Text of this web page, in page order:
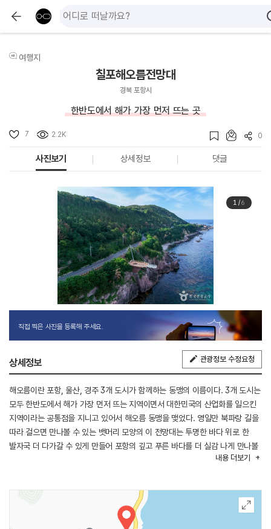
여행지
칠포해오름전망대
경북 포항시
한반도에서 해가 가장 먼저 뜨는 곳
7 2.2K 0
사진보기 상세정보 댓글
1/6
직접 찍은 사진을 등록해 주세요.
상세정보 관광정보 수정요청
해오름이란 포항, 울산, 경주 3개 도시가 함께하는 동맹의 이름이다. 3개 도시는
모두 한반도에서 해가 가장 먼저 뜨는 지역이면서 대한민국의 산업화를 일으킨
지역이라는 공통점을 지니고 있어서 해오름 동맹을 맺었다. 영일만 북파랑 길을
따라 걸으면 만나볼 수 있는 뱃머리 모양의 이 전망대는 투명한 바다 위로 한
발자국 더 다가갈 수 있게 만들어 포항의 깊고 푸른 바다를 더 실감 나게 만나볼
내용 더보기